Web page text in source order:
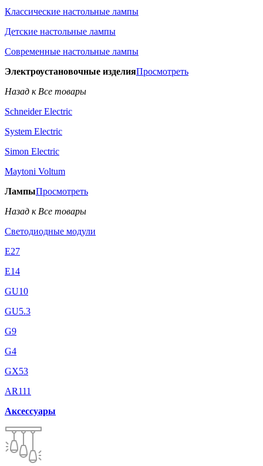
Классические настольные лампы
Детские настольные лампы
Современные настольные лампы
Электроустановочные изделияПросмотреть
Назад к Все товары
Schneider Electric
System Electric
Simon Electric
Maytoni Voltum
ЛампыПросмотреть
Назад к Все товары
Светодиодные модули
E27
E14
GU10
GU5.3
G9
G4
GX53
AR111
Аксессуары